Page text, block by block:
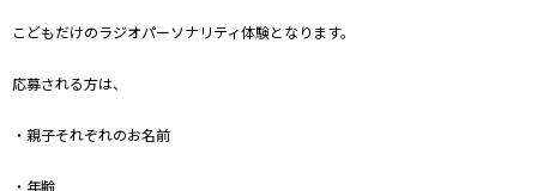
こどもだけのラジオパーソナリティ体験となります。
応募される方は、
・親子それぞれのお名前
・年齢